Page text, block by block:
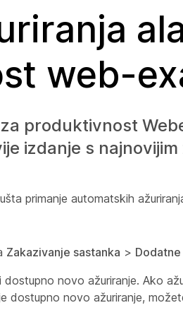
web-
produktivnost
izdanje s
primanje automatskih
Zakazivanje sastanka > Dodatne
novo ažuriranje. Ako
dostupno novo ažuriranje,